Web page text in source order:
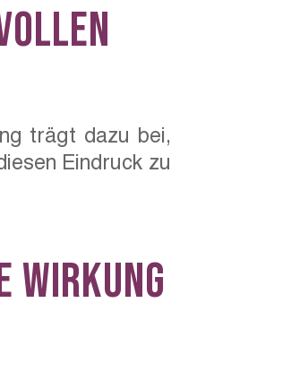
trägt dazu bei,
Eindruck zu
Wirkung